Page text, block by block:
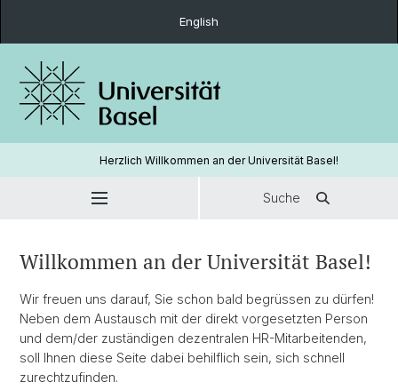
English
Herzlich Willkommen an der Universität Basel!
Suche
Willkommen an der Universität Basel!
Wir freuen uns darauf, Sie schon bald begrüssen zu dürfen!
Neben dem Austausch mit der direkt vorgesetzten Person
und dem/der zuständigen dezentralen HR-Mitarbeitenden,
soll Ihnen diese Seite dabei behilflich sein, sich schnell
zurechtzufinden.